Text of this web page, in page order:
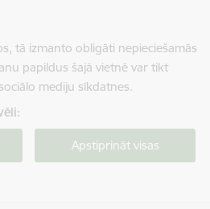
tā izmanto obligāti nepieciešamās
papildus šajā vietnē var tikt
mediju sīkdatnes.
Apstiprināt visas